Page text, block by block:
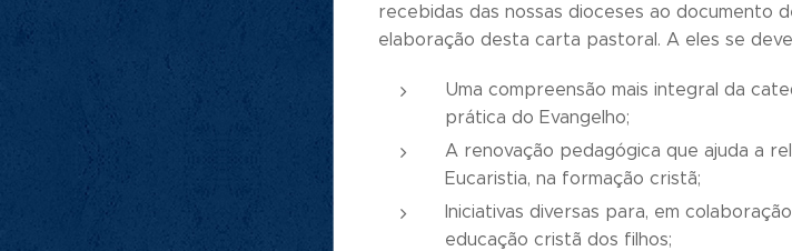
recebidas das nossas dioceses ao documento
elaboração desta carta pastoral. A eles se
Uma compreensão mais integral da
prática do Evangelho;
A renovação pedagógica que ajuda a
Eucaristia, na formação cristã;
Iniciativas diversas para, em
educação cristã dos filhos;